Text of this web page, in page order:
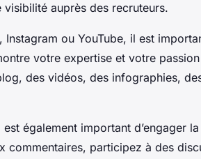
auprès des recruteurs.
ou YouTube, il est
votre expertise et votre
des vidéos, des infographies,
également important d’engager
commentaires, participez à des